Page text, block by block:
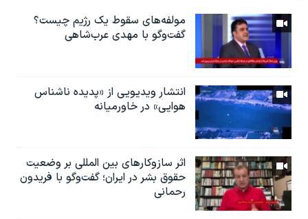
مولفه‌های سقوط یک رژیم چیست؟
گفت‌وگو با مهدی عرب‌شاهی
انتشار ویدیویی از «پدیده‌ ناشناس
هوایی» در خاورمیانه
اثر ساز‌و‌کارهای بین المللی بر وضعیت
حقوق بشر در ایران؛ گفت‌وگو با فریدون
رحمانی